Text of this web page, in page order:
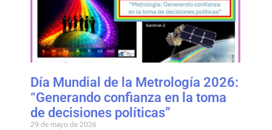
Día Mundial de la Metrología 2026:
“Generando confianza en la toma
de decisiones políticas”
29 de mayo de 2026